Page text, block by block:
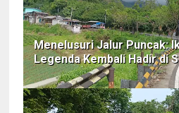
Menelusuri Jalur Puncak:
Legenda Kembali Hadir di